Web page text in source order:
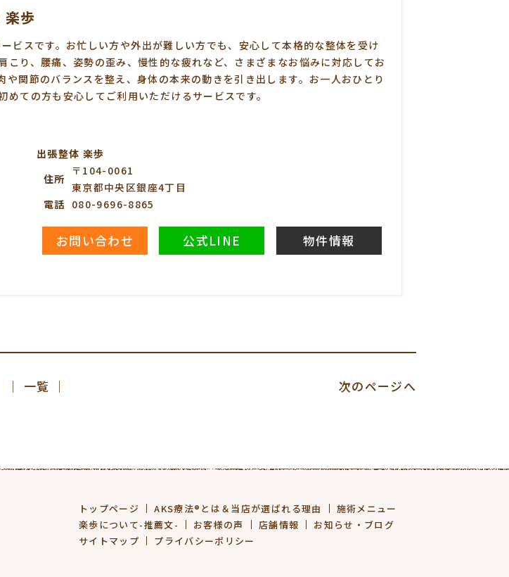
歩
ビスです。お忙しい方や外出が難しい方でも、安心して本格的な整体を受け
り、腰痛、姿勢の歪み、慢性的な疲れなど、さまざまなお悩みに対応してお
関節のバランスを整え、身体の本来の動きを引き出します。お一人おひとり
ての方も安心してご利用いただけるサービスです。
出張整体 楽歩
住所
〒104-0061
東京都中央区銀座4丁目
電話 080-9696-8865
お問い合わせ 公式LINE 物件情報
次のページへ
│ 一覧 │
トップページ AKS療法®とは＆当店が選ばれる理由
施術メニュー
楽歩について-推薦文-
お客様の声 店舗情報
お知らせ・ブログ
サイトマップ
プライバシーポリシー